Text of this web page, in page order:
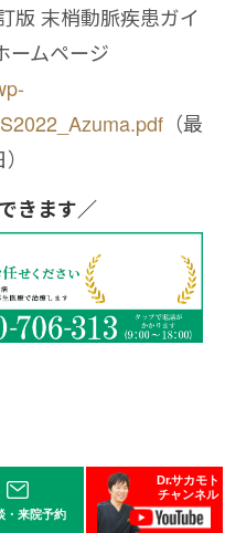
・来院予約
Dr.サカモト
チャンネル
版 末梢動脈疾患ガイ
ームページ
（最
きます／
メール相談